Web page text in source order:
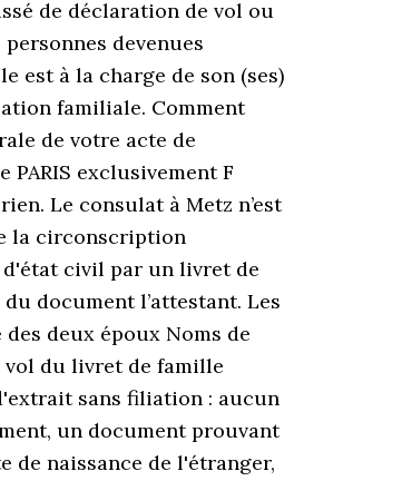
de déclaration de vol ou
devenues
est à la charge de son (ses)
familiale. Comment
de votre acte de
PARIS exclusivement F
Le consulat à Metz n’est
la circonscription
civil par un livret de
document l’attestant. Les
deux époux Noms de
vol du livret de famille
sans filiation : aucun
un document prouvant
de naissance de l'étranger,